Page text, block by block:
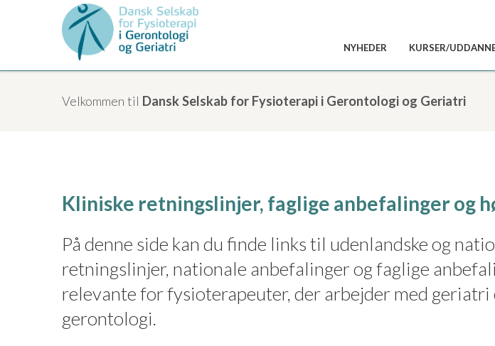
NYHEDER KURSER/
Velkommen til Dansk Selskab for Fysioterapi i Gerontologi og Geriatri
Kliniske retningslinjer, faglige anbefalinger og
På denne side kan du finde links til udenlandske og
retningslinjer, nationale anbefalinger og faglige
relevante for fysioterapeuter, der arbejder med geriatri
gerontologi.